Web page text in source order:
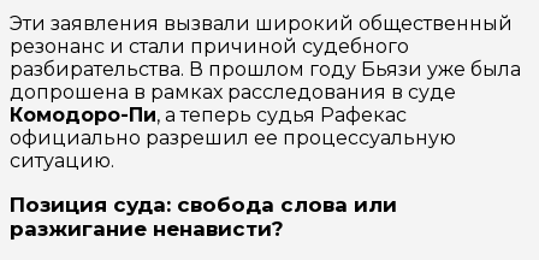
Эти заявления вызвали широкий общественный
резонанс и стали причиной судебного
разбирательства. В прошлом году Бьязи уже была
допрошена в рамках расследования в суде
Комодоро-Пи, а теперь судья Рафекас
официально разрешил ее процессуальную
ситуацию.
Позиция суда: свобода слова или
разжигание ненависти?